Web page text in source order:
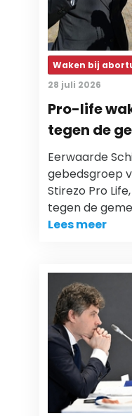
Waken bij
28 juli 2026
Pro-life
tegen de
Eerwaarde
gebedsgroep
Stirezo Pro
tegen de
Lees meer